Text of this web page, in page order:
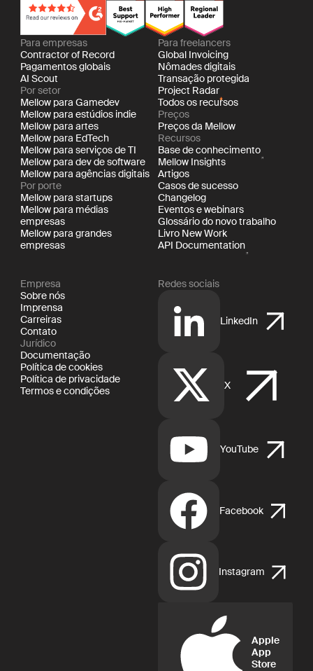
Para empresas
Contractor of Record
Pagamentos globais
AI Scout
Por setor
Mellow para Gamedev
Mellow para estúdios indie
Mellow para artes
Mellow para EdTech
Mellow para serviços de TI
Mellow para dev de software
Mellow para agências digitais
Por porte
Mellow para startups
Mellow para médias
empresas
Mellow para grandes
empresas
Para freelancers
Global Invoicing
Nômades digitais
Transação protegida
Project Radar
Todos os recursos
Preços
Preços da Mellow
Recursos
Base de conhecimento
Mellow Insights
Artigos
Casos de sucesso
Changelog
Eventos e webinars
Glossário do novo trabalho
Livro New Work
API Documentation
Empresa
Sobre nós
Imprensa
Carreiras
Contato
Jurídico
Documentação
Política de cookies
Política de privacidade
Termos e condições
Redes sociais
LinkedIn
X
YouTube
Facebook
Instagram
Apple
App
Store